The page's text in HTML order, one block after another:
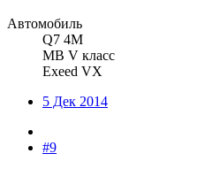
Автомобиль
Q7 4M
MB V класс
Exeed VX
5 Дек 2014
#9